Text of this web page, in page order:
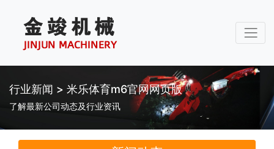
行业新闻 > 米乐体育m6官网网页版
了解最新公司动态及行业资讯